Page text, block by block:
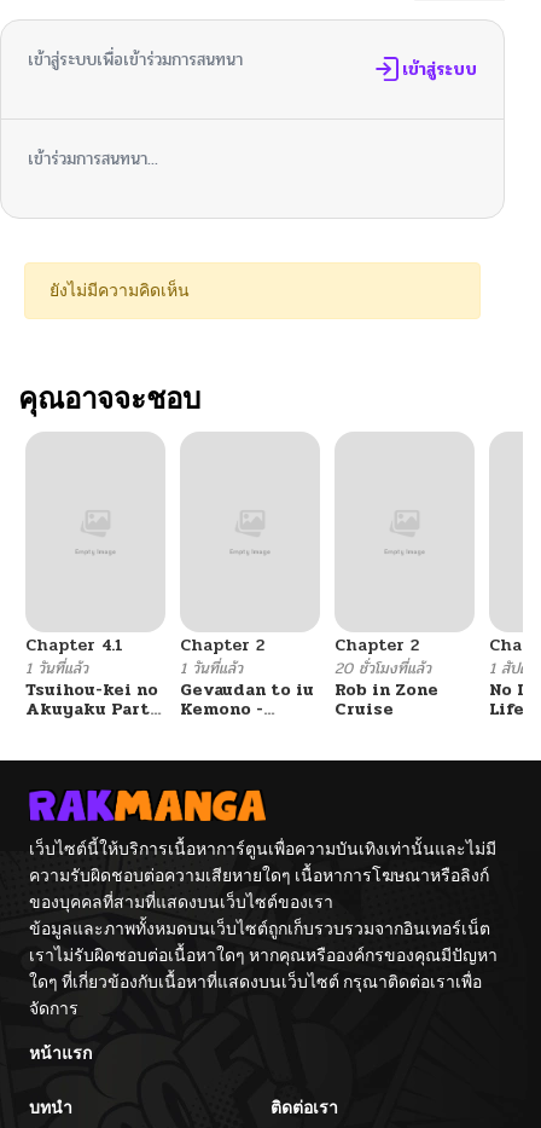
เข้าสู่ระบบเพื่อเข้าร่วมการสนทนา เข้าสู่ระบบ
เข้าร่วมการสนทนา...
ยังไม่มีความคิดเห็น
คุณอาจจะชอบ
Chapter 4.1
1 วันที่แล้ว
Tsuihou-kei no
Akuyaku Party
node, Zamaa
Sareru Mae ni
Jibun o
Tsuihou
Shimashita.:
Skill o Ubau
“Steal” tte
Akuyakusugiru
kedo
Tsuyosugiru
Chapter 2
1 วันที่แล้ว
Gevaudan to iu
Kemono -
Musaboru Moto
Ningen no
Saikyou
Monster wa,
Fukushuu no
Prison Break
wo
Kuwadateru-
Chapter 2
20 ชั่วโมงที่แล้ว
Rob in Zone
Cruise
1 สัปด
No
Life!!
เว็บไซต์นี้ให้บริการเนื้อหาการ์ตูนเพื่อความบันเทิงเท่านั้นและไม่มี
ความรับผิดชอบต่อความเสียหายใดๆ เนื้อหาการโฆษณาหรือลิงก์
ของบุคคลที่สามที่แสดงบนเว็บไซต์ของเรา
ข้อมูลและภาพทั้งหมดบนเว็บไซต์ถูกเก็บรวบรวมจากอินเทอร์เน็ต
เราไม่รับผิดชอบต่อเนื้อหาใดๆ หากคุณหรือองค์กรของคุณมีปัญหา
ใดๆ ที่เกี่ยวข้องกับเนื้อหาที่แสดงบนเว็บไซต์ กรุณาติดต่อเราเพื่อ
จัดการ
หน้าแรก
บทนำ ติดต่อเรา